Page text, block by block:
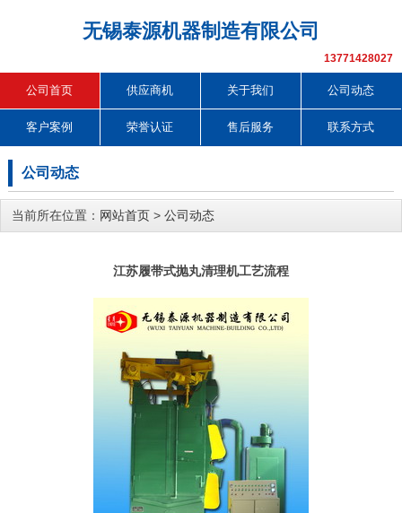
无锡泰源机器制造有限公司
13771428027
公司首页 供应商机 关于我们 公司动态
客户案例 荣誉认证 售后服务 联系方式
公司动态
当前所在位置： 网站首页 > 公司动态
江苏履带式抛丸清理机工艺流程